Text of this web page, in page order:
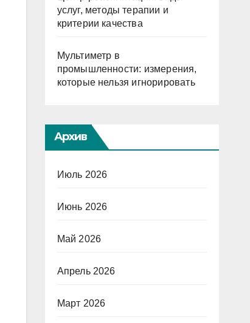
услуг, методы терапии и
критерии качества
Мультиметр в
промышленности: измерения,
которые нельзя игнорировать
Архив
Июль 2026
Июнь 2026
Май 2026
Апрель 2026
Март 2026